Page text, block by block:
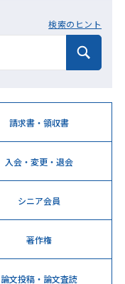
検索のヒント
請求書・領収書
入会・変更・退会
シニア会員
著作権
論文投稿・論文査読